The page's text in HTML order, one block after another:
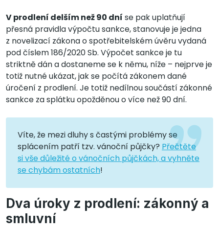
V prodlení delším než 90 dní se pak uplatňují
přesná pravidla výpočtu sankce, stanovuje je jedna
z novelizací zákona o spotřebitelském úvěru vydaná
pod číslem 186/2020 Sb. Výpočet sankce je tu
striktně dán a dostaneme se k němu, níže – nejprve je
totiž nutné ukázat, jak se počítá zákonem dané
úročení z prodlení. Je totiž nedílnou součástí zákonné
sankce za splátku opožděnou o více než 90 dní.
Víte, že mezi dluhy s častými problémy se
splácením patří tzv. vánoční půjčky? Přečtěte
si vše důležité o vánočních půjčkách, a vyhněte
se chybám ostatních!
Dva úroky z prodlení: zákonný a
smluvní